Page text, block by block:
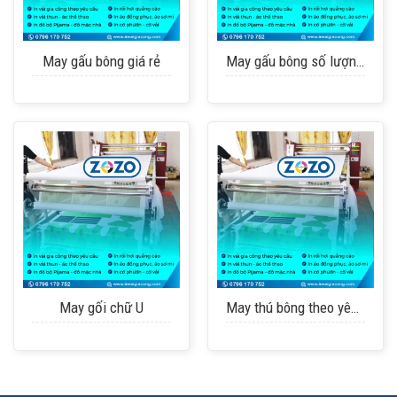
May gấu bông giá rẻ May gấu bông số lượng ít
May gối chữ U May thú bông theo yêu cầu